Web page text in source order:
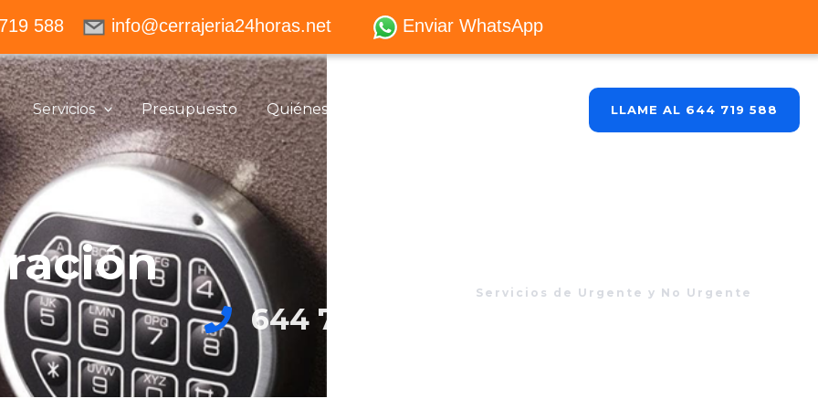
588 info@cerrajeria24horas.net Enviar WhatsApp
Servicios Presupuesto Quiénes somos LLAME AL 644 719 588
Servicios de Urgente y No Urgente
644 719 588